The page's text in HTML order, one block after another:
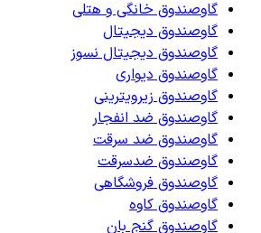
گاوصندوق خانگی و هتلی
گاوصندوق دیجیتال
گاوصندوق دیجیتال نسوز
گاوصندوق دیواری
گاوصندوق زیرویترینی
گاوصندوق ضد انفجار
گاوصندوق ضد سرقت
گاوصندوق ضدسرقت
گاوصندوق فروشگاهی
گاوصندوق کاوه
گاوصندوق گنج بان